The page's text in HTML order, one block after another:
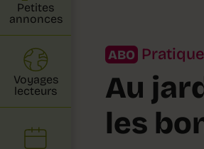
ABO Pratique
Au
les
Petites
annonces
Voyages
lecteurs